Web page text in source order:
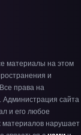
материалы на этом
и
права на
сайта
и его любое
материалов нарушает